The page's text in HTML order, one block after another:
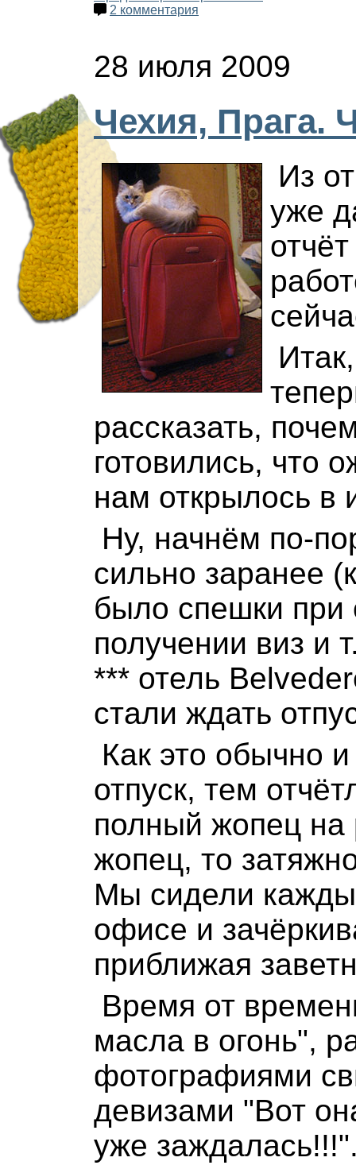
2 комментария
28 июля 2009
Чехия, Прага.
Из
уже
рассказать,
готовились, что
нам открылось в
Ну, начнём по-
сильно заранее
было спешки
получении виз и
*** отель
стали ждать
Как это обычно
отпуск, тем
полный жопец на
жопец, то
Мы сидели
офисе и
приближая
Время от
масла в огонь",
фотографиями
девизами "Вот
уже